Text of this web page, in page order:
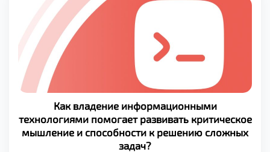
мышлению и адаптации к быстро меняющейся среде. Это
особенно важно в условиях цифровой трансформации
всех […]
Как владение информационными
технологиями помогает развивать критическое
мышление и способности к решению сложных
задач?